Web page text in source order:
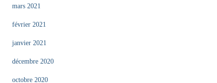
mars 2021
février 2021
janvier 2021
décembre 2020
octobre 2020